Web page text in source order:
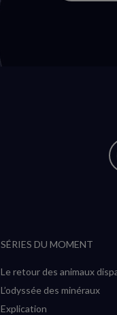
SÉRIES DU MOMENT
Le retour des animaux
L’odyssée des minéraux
Explication